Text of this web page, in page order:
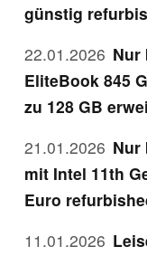
günstig
22.01.2026 Nur
EliteBook 845
zu 128 GB
21.01.2026 Nur
mit Intel 11th
Euro
11.01.2026